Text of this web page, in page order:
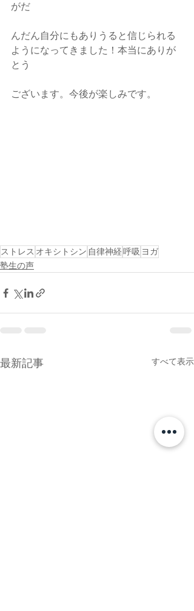
がだ
んだん自分にもありうると信じられる
ようになってきました！本当にありが
とう
ございます。今後が楽しみです。
ストレス オキシトシン 自律神経呼吸 ヨガ
塾生の声
最新記事 すべて表示